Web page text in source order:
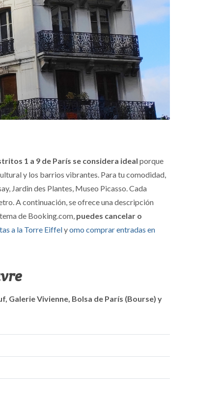
1 a 9 de París se considera ideal porque
y los barrios vibrantes. Para tu comodidad,
Jardin des Plantes, Museo Picasso. Cada
A continuación, se ofrece una descripción
de Booking.com, puedes cancelar o
a la Torre Eiffelyomo comprar entradas en
Galerie Vivienne, Bolsa de París (Bourse) y